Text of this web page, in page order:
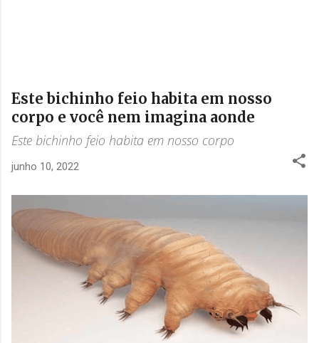
Este bichinho feio habita em nosso
corpo e você nem imagina aonde
Este bichinho feio habita em nosso corpo
junho 10, 2022